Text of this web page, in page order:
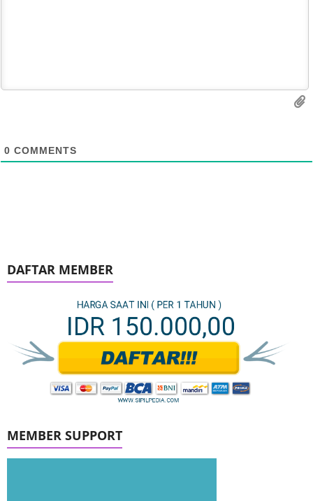
0 COMMENTS
DAFTAR MEMBER
MEMBER SUPPORT